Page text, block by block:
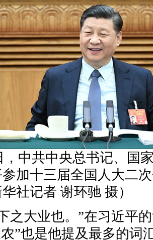
，中共中央总书记、国
加十三届全国人大二
社记者 谢环驰 摄）
之大业也。”在习近平
”也是他提及最多的词